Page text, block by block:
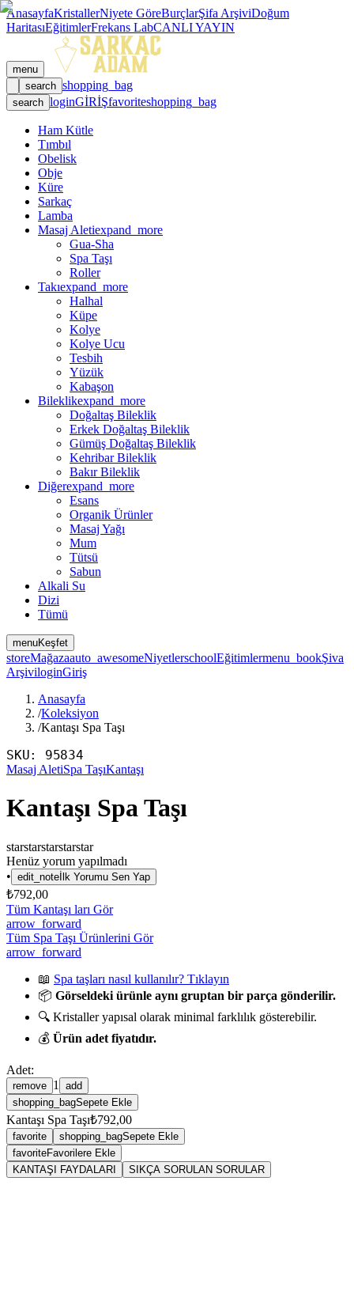
AnasayfaKristallerNiyete GöreBurçlarŞifa ArşiviDoğum
HaritasıEğitimlerFrekans LabCANLI YAYIN
menu
search shopping_bag
search loginGİRİŞfavoriteshopping_bag
Ham Kütle
Tımbıl
Obelisk
Obje
Küre
Sarkaç
Lamba
Masaj Aletiexpand_more
Gua-Sha
Spa Taşı
Roller
Takıexpand_more
Halhal
Küpe
Kolye
Kolye Ucu
Tesbih
Yüzük
Kabaşon
Bileklikexpand_more
Doğaltaş Bileklik
Erkek Doğaltaş Bileklik
Gümüş Doğaltaş Bileklik
Kehribar Bileklik
Bakır Bileklik
Diğerexpand_more
Esans
Organik Ürünler
Masaj Yağı
Mum
Tütsü
Sabun
Alkali Su
Dizi
Tümü
menuKeşfet
storeMağazaauto_awesomeNiyetlerschoolEğitimlermenu_bookŞiva
ArşiviloginGiriş
Anasayfa
/Koleksiyon
/Kantaşı Spa Taşı
SKU: 95834
Masaj AletiSpa TaşıKantaşı
Kantaşı Spa Taşı
starstarstarstarstar
Henüz yorum yapılmadı
• edit_note İlk Yorumu Sen Yap
₺792,00
Tüm Kantaşı ları Gör
arrow_forward
Tüm Spa Taşı Ürünlerini Gör
arrow_forward
📖 Spa taşları nasıl kullanılır? Tıklayın
📦 Görseldeki ürünle aynı gruptan bir parça gönderilir.
🔍 Kristaller yapısal olarak minimal farklılık gösterebilir.
💰 Ürün adet fiyatıdır.
Adet:
remove 1
add
shopping_bagSepete Ekle
Kantaşı Spa Taşı₺792,00
favorite shopping_bagSepete Ekle
favoriteFavorilere Ekle
KANTAŞI FAYDALARI
SIKÇA SORULAN SORULAR